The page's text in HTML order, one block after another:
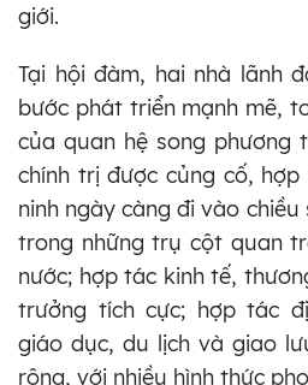
giới.
Tại hội đàm, hai nhà lãnh
bước phát triển mạnh mẽ,
của quan hệ song phương
chính trị được củng cố,
ninh ngày càng đi vào
trong những trụ cột quan
nước; hợp tác kinh tế,
trưởng tích cực; hợp tác
giáo dục, du lịch và giao
rộng, với nhiều hình thức